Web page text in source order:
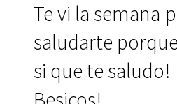
Te vi la semana
saludarte
si que te saludo!